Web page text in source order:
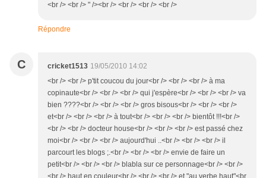
<br /> <br /> " /><br /> <br /> <br /> <br />
Répondre
C cricket1513 19/05/2010 14:02
<br /> <br /> p'tit coucou du jour<br /> <br /> <br /> à ma
copinaute<br /> <br /> <br /> qui j'espère<br /> <br /> <br /> va
bien ????<br /> <br /> <br /> gros bisous<br /> <br /> <br />
et<br /> <br /> <br /> à tout<br /> <br /> <br /> bientôt !!!<br />
<br /> <br /> docteur house<br /> <br /> <br /> est passé chez
moi<br /> <br /> <br /> aujourd'hui ..<br /> <br /> <br /> il
parcourt les blogs ;.<br /> <br /> <br /> envie de faire un
petit<br /> <br /> <br /> blabla sur ce personnage<br /> <br />
<br /> haut en couleur<br /> <br /> <br /> et "au verbe haut"<br